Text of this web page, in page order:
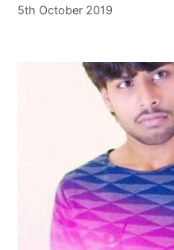
5th October 2019